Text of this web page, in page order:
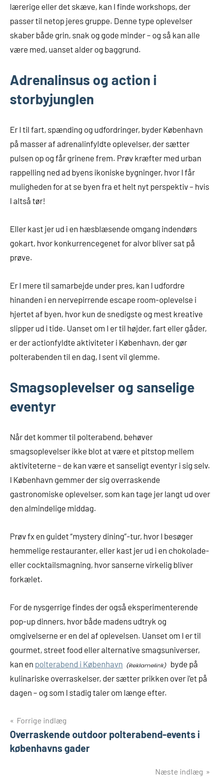
lærerige eller det skæve, kan I finde workshops, der
passer til netop jeres gruppe. Denne type oplevelser
skaber både grin, snak og gode minder – og så kan alle
være med, uanset alder og baggrund.
Adrenalinsus og action i
storbyjunglen
Er I til fart, spænding og udfordringer, byder København
på masser af adrenalinfyldte oplevelser, der sætter
pulsen op og får grinene frem. Prøv kræfter med urban
rappelling ned ad byens ikoniske bygninger, hvor I får
muligheden for at se byen fra et helt nyt perspektiv – hvis
I altså tør!
Eller kast jer ud i en hæsblæsende omgang indendørs
gokart, hvor konkurrencegenet for alvor bliver sat på
prøve.
Er I mere til samarbejde under pres, kan I udfordre
hinanden i en nervepirrende escape room-oplevelse i
hjertet af byen, hvor kun de snedigste og mest kreative
slipper ud i tide. Uanset om I er til højder, fart eller gåder,
er der actionfyldte aktiviteter i København, der gør
polterabenden til en dag, I sent vil glemme.
Smagsoplevelser og sanselige
eventyr
Når det kommer til polterabend, behøver
smagsoplevelser ikke blot at være et pitstop mellem
aktiviteterne – de kan være et sanseligt eventyr i sig selv.
I København gemmer der sig overraskende
gastronomiske oplevelser, som kan tage jer langt ud over
den almindelige middag.
Prøv fx en guidet “mystery dining”-tur, hvor I besøger
hemmelige restauranter, eller kast jer ud i en chokolade-
eller cocktailsmagning, hvor sanserne virkelig bliver
forkælet.
For de nysgerrige findes der også eksperimenterende
pop-up dinners, hvor både madens udtryk og
omgivelserne er en del af oplevelsen. Uanset om I er til
gourmet, street food eller alternative smagsuniverser,
kan en polterabend i København
byde på
kulinariske overraskelser, der sætter prikken over i’et på
dagen – og som I stadig taler om længe efter.
Indlægsnavigation
Forrige indlæg
Overraskende outdoor polterabend-events i
københavns gader
Næste indlæg